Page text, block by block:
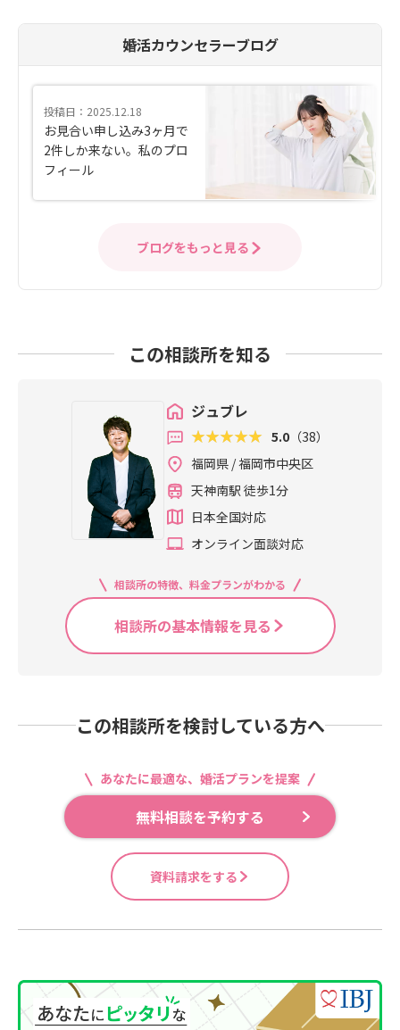
婚活カウンセラーブログ
投稿日：2025.12.18
お見合い申し込み3ヶ月で
2件しか来ない。私のプロ
フィール
ブログをもっと見る
この相談所を知る
ジュブレ
5.0 （38）
福岡県 / 福岡市中央区
天神南駅 徒歩1分
日本全国対応
オンライン面談対応
相談所の特徴、料金プランがわかる
相談所の基本情報を見る
この相談所を検討している方へ
あなたに最適な、婚活プランを提案
無料相談を予約する
資料請求をする